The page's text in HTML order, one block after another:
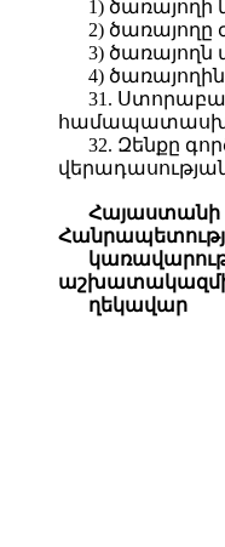
1) ծառայողի
2)
3) ծառայողն
4)
31.
32. Զենքը
Հայաստանի
ղեկավար